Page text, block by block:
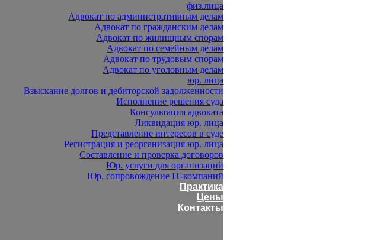
физ.лица
Адвокат по административным делам
Адвокат по гражданским делам
Адвокат по жилищным спорам
Адвокат по семейным делам
Адвокат по трудовым спорам
Адвокат по уголовным делам
юр. лица
Взыскание долгов и дебиторской задолженности
Исполнение решения суда
Консультация адвоката
Ликвидация юр. лица
Представление интересов в суде
Регистрация и реорганизация юр. лица
Составление и проверка договоров
Юр. услуги для организаций
Юр. сопровождение IT-компаний
Практика
Цены
Контакты